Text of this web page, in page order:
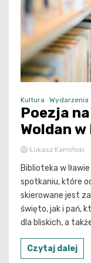
Kultura Wydarzenia
Poezja
Woldan
Łukasz Kamiński
Biblioteka w
spotkaniu, które
skierowane jest
święto, jak i pań,
dla bliskich, a
Czytaj dalej